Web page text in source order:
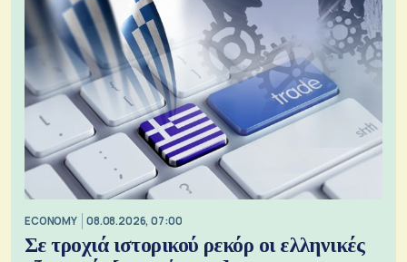
ECONOMY 08.08.2026, 07:00
Σε τροχιά ιστορικού ρεκόρ οι ελληνικές